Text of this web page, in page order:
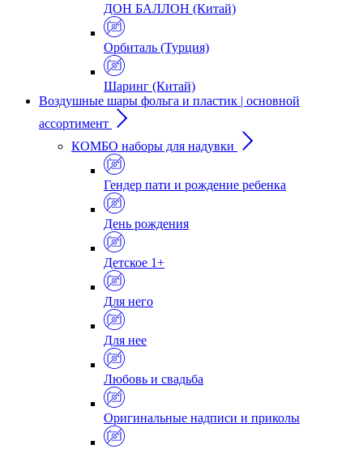
ДОН БАЛЛОН (Китай)
Орбиталь (Турция)
Шаринг (Китай)
Воздушные шары фольга и пластик | основной
ассортимент
КОМБО наборы для надувки
Гендер пати и рождение ребенка
День рождения
Детское 1+
Для него
Для нее
Любовь и свадьба
Оригинальные надписи и приколы